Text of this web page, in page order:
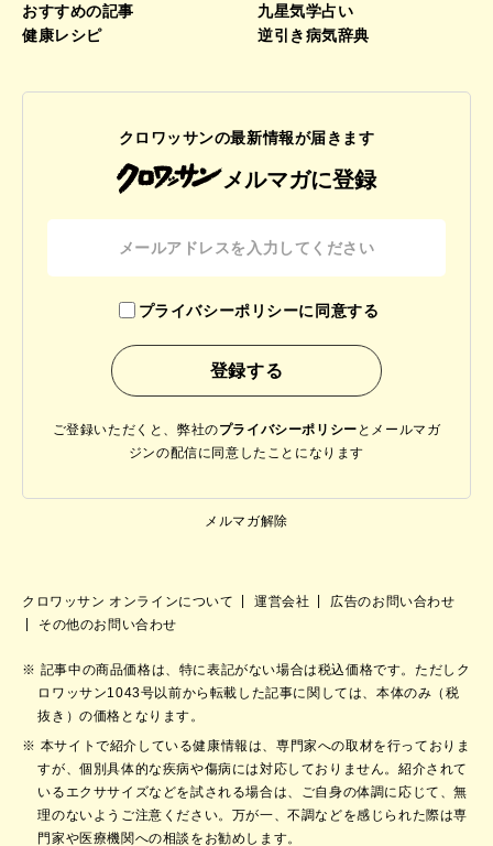
おすすめの記事
九星気学占い
健康レシピ
逆引き病気辞典
クロワッサンの最新情報が届きます
メルマガに登録
プライバシーポリシーに同意する
ご登録いただくと、弊社のプライバシーポリシー と メールマガ
ジンの配信に同意したことになります
メルマガ解除
クロワッサン オンラインについて 運営会社
広告のお問い合わせ
その他のお問い合わせ
記事中の商品価格は、特に表記がない場合は税込価格です。ただしク
ロワッサン1043号以前から転載した記事に関しては、本体のみ（税
抜き）の価格となります。
本サイトで紹介している健康情報は、専門家への取材を行っておりま
すが、個別具体的な疾病や傷病には対応しておりません。紹介されて
いるエクササイズなどを試される場合は、ご自身の体調に応じて、無
理のないようご注意ください。万が一、不調などを感じられた際は専
門家や医療機関への相談をお勧めします。